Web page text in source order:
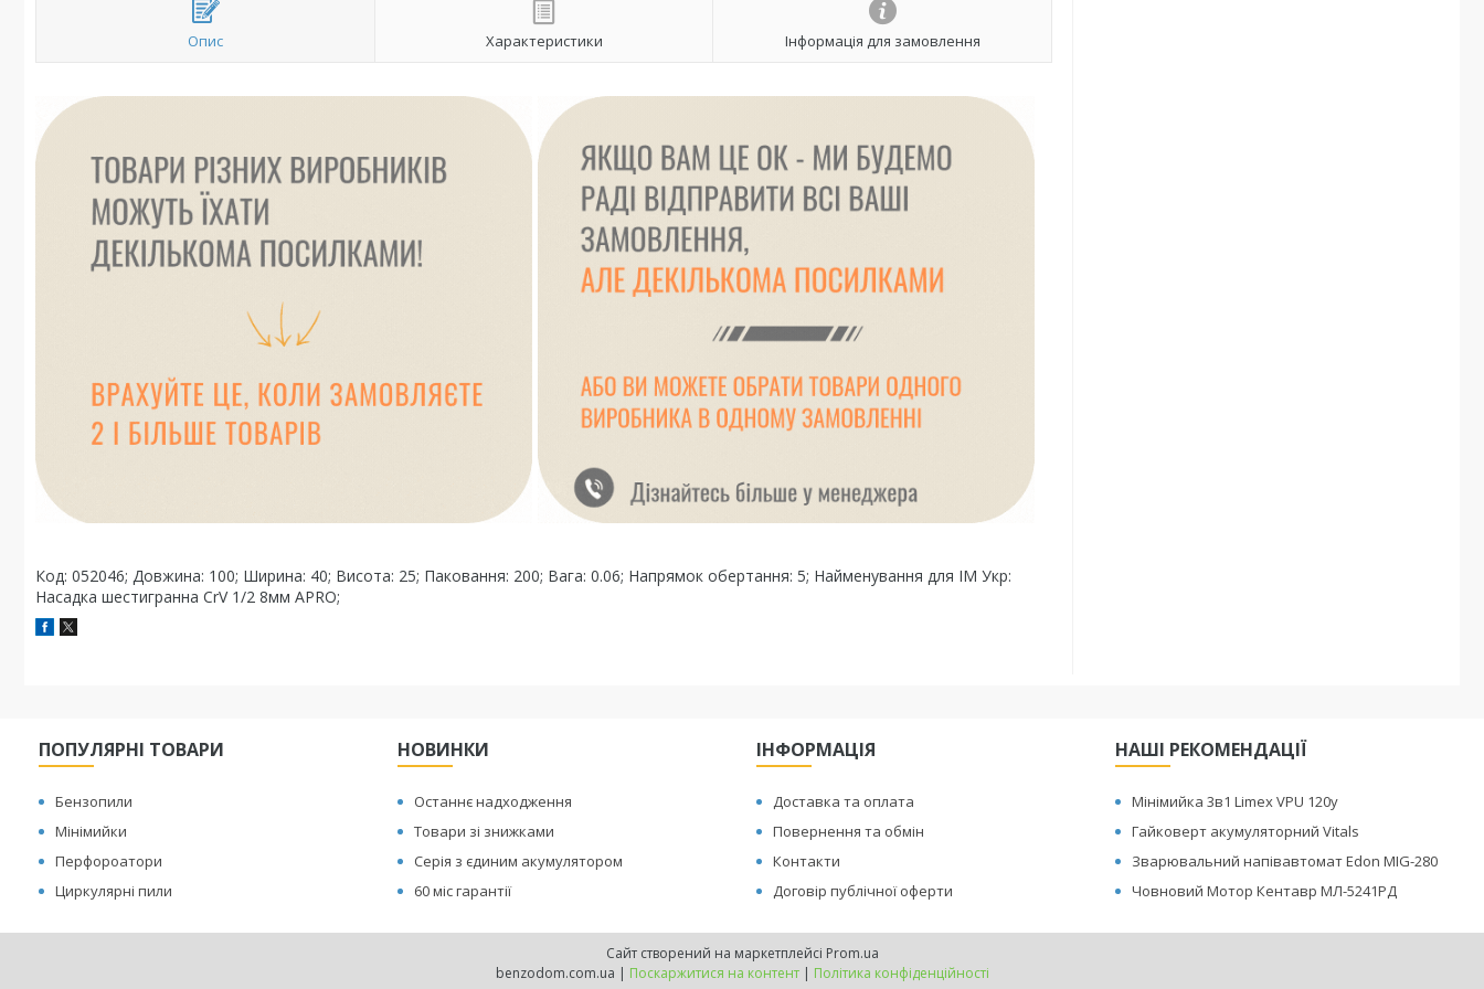
Опис Характеристики Інформація для замовлення
Код: 052046; Довжина: 100; Ширина: 40; Висота: 25; Паковання: 200; Вага: 0.06; Напрямок обертання: 5; Найменування для ІМ Укр:
Насадка шестигранна CrV 1/2 8мм APRO;
ПОПУЛЯРНІ ТОВАРИ
Бензопили
Мінімийки
Перфороатори
Циркулярні пили
НОВИНКИ
Останнє надходження
Товари зі знижками
Серія з єдиним акумулятором
60 міс гарантії
ІНФОРМАЦІЯ
Доставка та оплата
Повернення та обмін
Контакти
Договір публічної оферти
НАШІ РЕКОМЕНДАЦІЇ
Мінімийка 3в1 Limex VPU 120y
Гайковерт акумуляторний Vitals
Зварювальний напівавтомат Edon MIG-280
Човновий Мотор Кентавр МЛ-5241РД
Сайт створений на маркетплейсі Prom.ua
benzodom.com.ua | Поскаржитися на контент | Політика конфіденційності